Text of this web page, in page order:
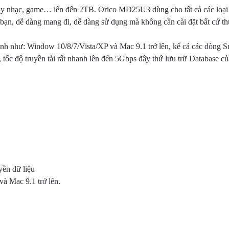
nhạc, game… lên đến 2TB. Orico MD25U3 dùng cho tất cả các
dễ dàng mang đi, dễ dàng sử dụng mà không cần cài đặt bất cứ
như: Window 10/8/7/Vista/XP và Mac 9.1 trở lên, kể cả các dòng
độ truyền tải rất nhanh lên đến 5Gbps đây thứ lưu trữ Database
dữ liệu
Mac 9.1 trở lên.